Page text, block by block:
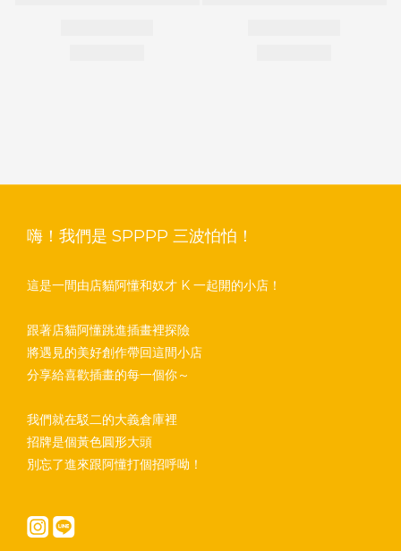
嗨！我們是 SPPPP 三波怕怕！
這是一間由店貓阿懂和奴才 K 一起開的小店！
跟著店貓阿懂跳進插畫裡探險
將遇見的美好創作帶回這間小店
分享給喜歡插畫的每一個你～
我們就在駁二的大義倉庫裡
招牌是個黃色圓形大頭
別忘了進來跟阿懂打個招呼呦！